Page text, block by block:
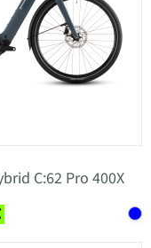
C:62 Pro 400X